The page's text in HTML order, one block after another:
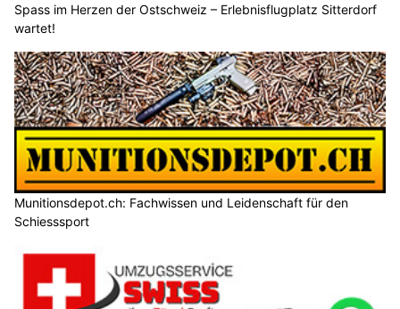
Spass im Herzen der Ostschweiz – Erlebnisflugplatz Sitterdorf
wartet!
Munitionsdepot.ch: Fachwissen und Leidenschaft für den
Schiesssport